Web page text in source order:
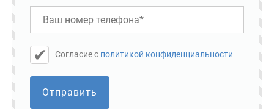
Cогласие с политикой конфиденциальности
Отправить